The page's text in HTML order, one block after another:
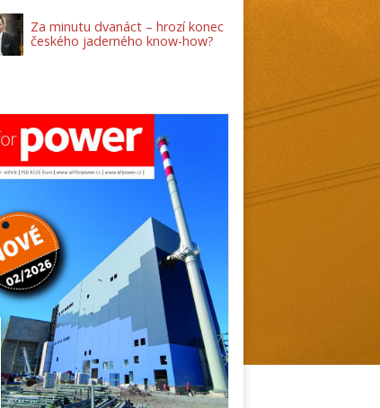
Za minutu dvanáct – hrozí konec
českého jaderného know-how?